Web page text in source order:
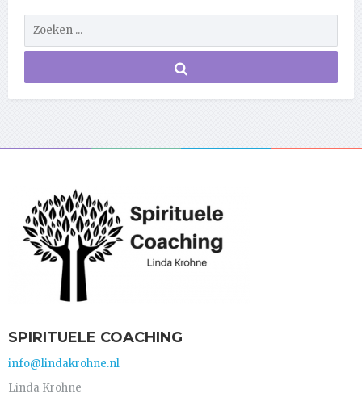
SPIRITUELE COACHING
info@lindakrohne.nl
Linda Krohne